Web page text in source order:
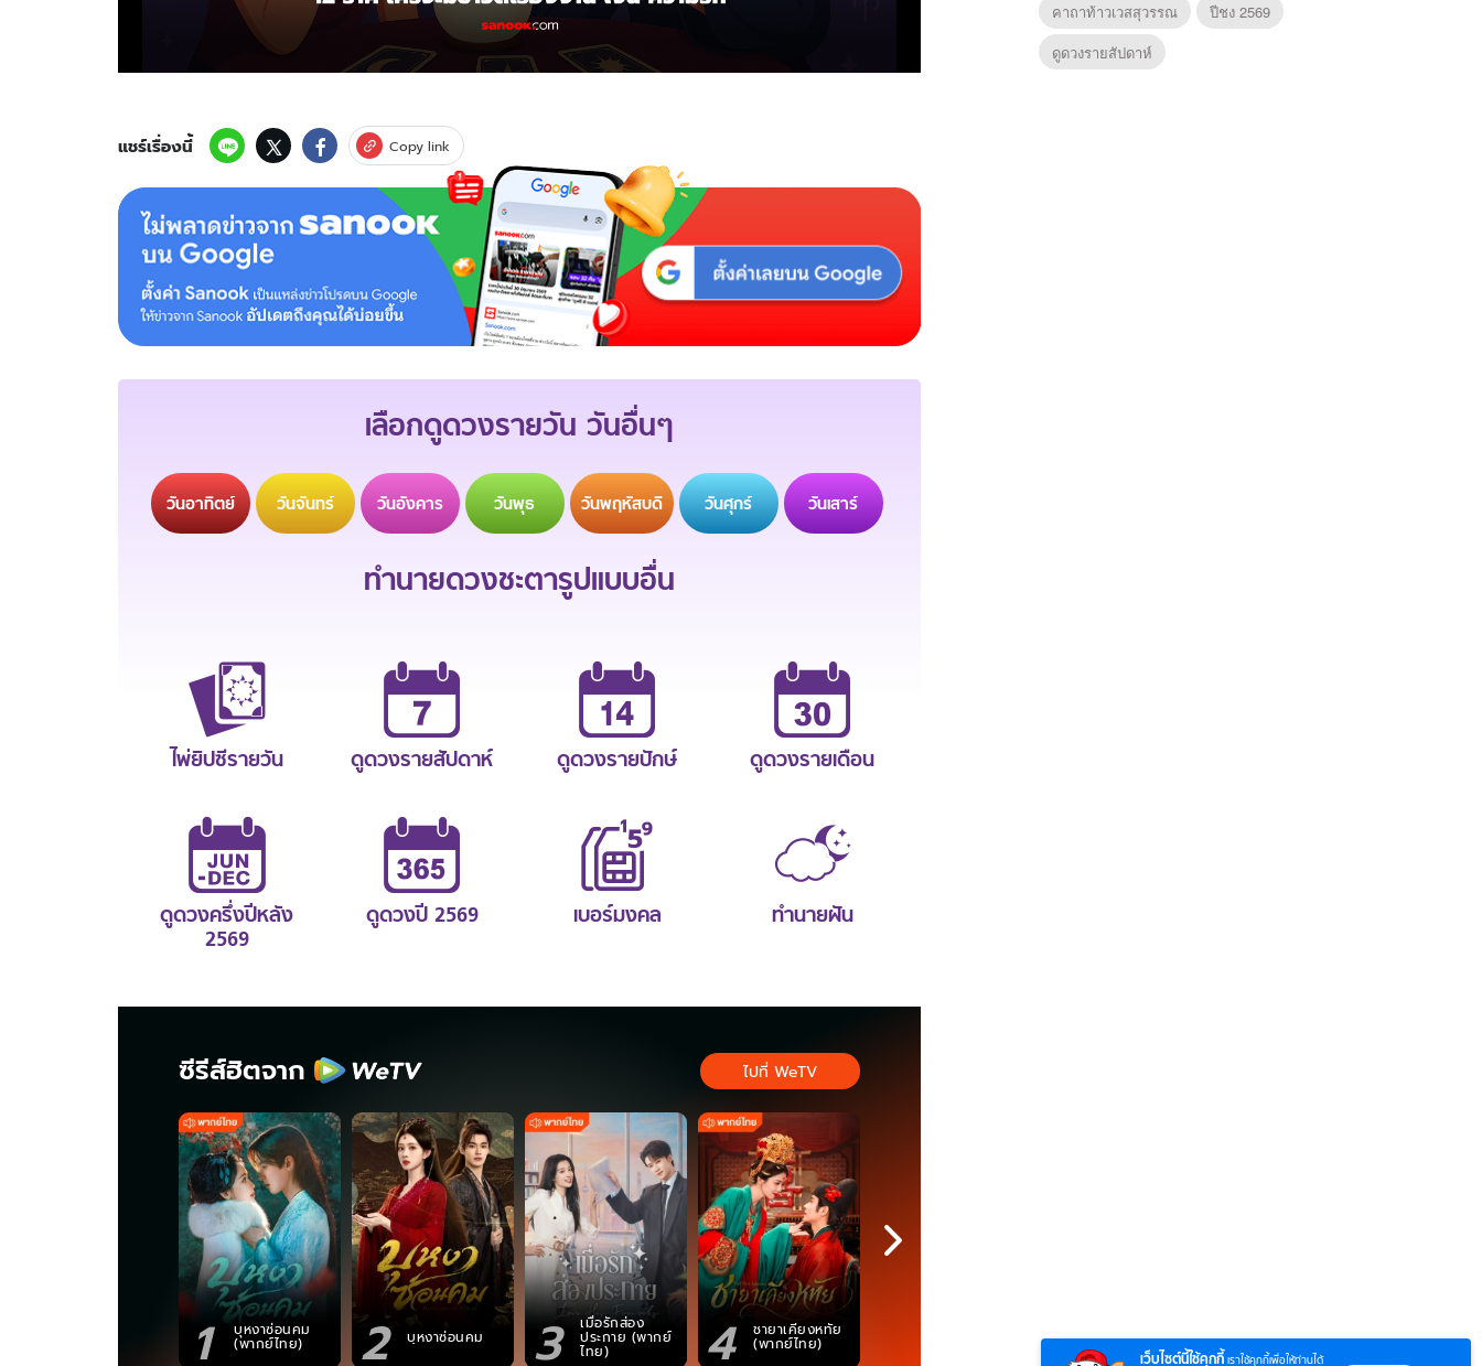
แชร์เรื่องนี้ Copy link
เลือกดูดวงรายวัน วันอื่นๆ
วันอาทิตย์ วันจันทร์ วันอังคาร วันพุธ วันพฤหัสบดี วันศุกร์ วันเสาร์
ทำนายดวงชะตารูปแบบอื่น
ไพ่ยิปซีรายวัน ดูดวงรายสัปดาห์ ดูดวงรายปักษ์ ดูดวงรายเดือน
ดูดวงครึ่งปีหลัง
2569
ดูดวงปี 2569 เบอร์มงคล ทำนายฝัน
ซีรีส์ฮิตจาก
1 บุหงาซ่อนคม
(พากย์ไทย) 2 บุหงาซ่อนคม 3 เมื่อรักส่อง
ประกาย (พากย์
ไทย) 4 ชายาเคียงหทัย
(พากย์ไทย) 5 6 ภูตถังซาน
(พากย์ไทย) 7 ภูตถังซาน 2
(พากย์ไทย) 8 พบเ
ไปที่ WeTV
คาถาท้าวเวสสุวรรณ
ปีชง 2569
ดูดวงรายสัปดาห์
เว็บไซต์นี้ใช้คุกกี้ เราใช้คุกกี้เพื่อให้ท่านได้